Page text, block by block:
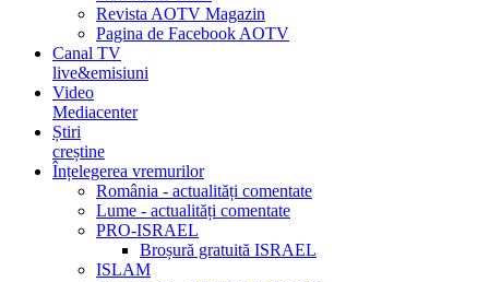
Revista AOTV Magazin
Pagina de Facebook AOTV
Canal TV
live&emisiuni
Video
Mediacenter
Știri
creștine
Înțelegerea vremurilor
România - actualități comentate
Lume - actualități comentate
PRO-ISRAEL
Broșură gratuită ISRAEL
ISLAM